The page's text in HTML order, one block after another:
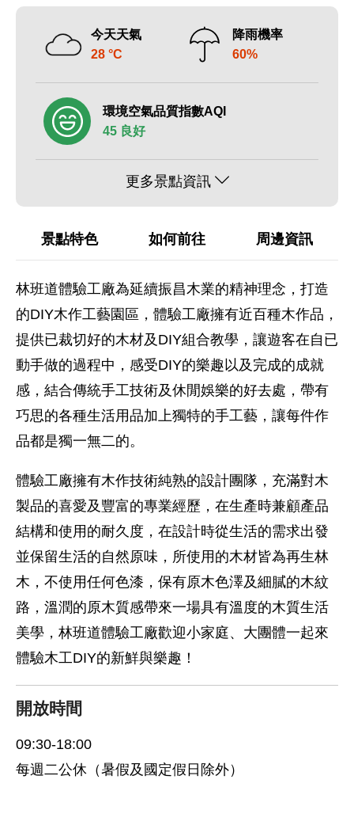
今天天氣
28 °C
降雨機率
60%
環境空氣品質指數AQI
45 良好
更多景點資訊
景點特色 如何前往 周邊資訊
林班道體驗工廠為延續振昌木業的精神理念，打造
的DIY木作工藝園區，體驗工廠擁有近百種木作品，
提供已裁切好的木材及DIY組合教學，讓遊客在自已
動手做的過程中，感受DIY的樂趣以及完成的成就
感，結合傳統手工技術及休閒娛樂的好去處，帶有
巧思的各種生活用品加上獨特的手工藝，讓每件作
品都是獨一無二的。
體驗工廠擁有木作技術純熟的設計團隊，充滿對木
製品的喜愛及豐富的專業經歷，在生產時兼顧產品
結構和使用的耐久度，在設計時從生活的需求出發
並保留生活的自然原味，所使用的木材皆為再生林
木，不使用任何色漆，保有原木色澤及細膩的木紋
路，溫潤的原木質感帶來一場具有溫度的木質生活
美學，林班道體驗工廠歡迎小家庭、大團體一起來
體驗木工DIY的新鮮與樂趣！
開放時間
09:30-18:00
每週二公休（暑假及國定假日除外）